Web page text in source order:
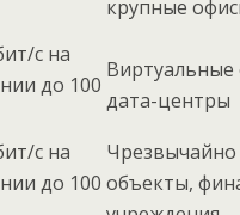
крупные
с на
до 100
Виртуальные
дата-центры
с на
до 100 объекты,